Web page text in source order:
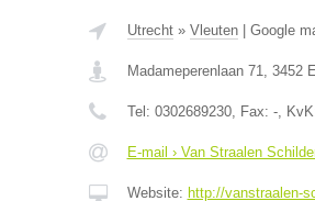
Utrecht» Vleuten| Google
Madameperenlaan 71, 3452
Tel: 0302689230, Fax: -,
E-mail › Van Straalen
Website: http://vanstraalen-